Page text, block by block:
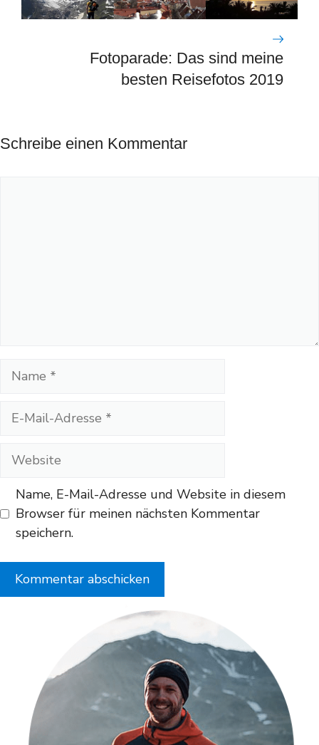
Fotoparade: Das sind meine
besten Reisefotos 2019
Schreibe einen Kommentar
Name
Website
Name, E-Mail-Adresse und Website in diesem
Browser für meinen nächsten Kommentar
speichern.